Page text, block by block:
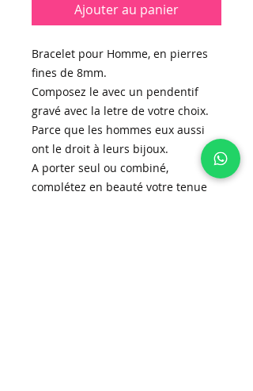
Ajouter au panier
Bracelet pour Homme, en pierres
fines de 8mm.
Composez le avec un pendentif
gravé avec la letre de votre choix.
Parce que les hommes eux aussi
ont le droit à leurs bijoux.
A porter seul ou combiné,
complétez en beauté votre tenue